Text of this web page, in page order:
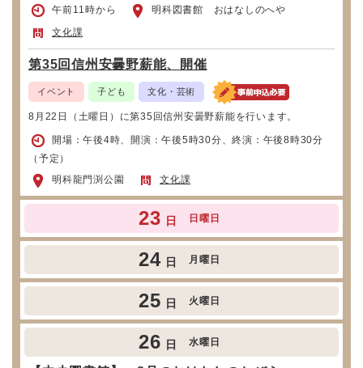
午前11時から
明科図書館 おはなしのへや
文化課
第35回信州安曇野薪能、開催
イベント 子ども 文化・芸術
8月22日（土曜日）に第35回信州安曇野薪能を行います。
開場：午後4時、開演：午後5時30分、終演：午後8時30分
（予定）
明科龍門渕公園
文化課
23 日 日曜日
24 日 月曜日
25 日 火曜日
26 日 水曜日